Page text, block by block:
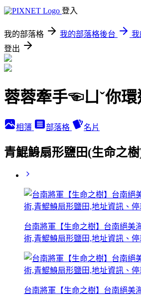
登入
我的部落格 我的部落格後台
我
登出
蓉蓉牽手☜ㄩˇ你環
相簿 部落格 名片
青鯤鯓扇形鹽田(生命之
台南將軍【生命之樹】台南絕美
術,青鯤鯓扇形鹽田,地址資訊、
台南將軍【生命之樹】台南絕美